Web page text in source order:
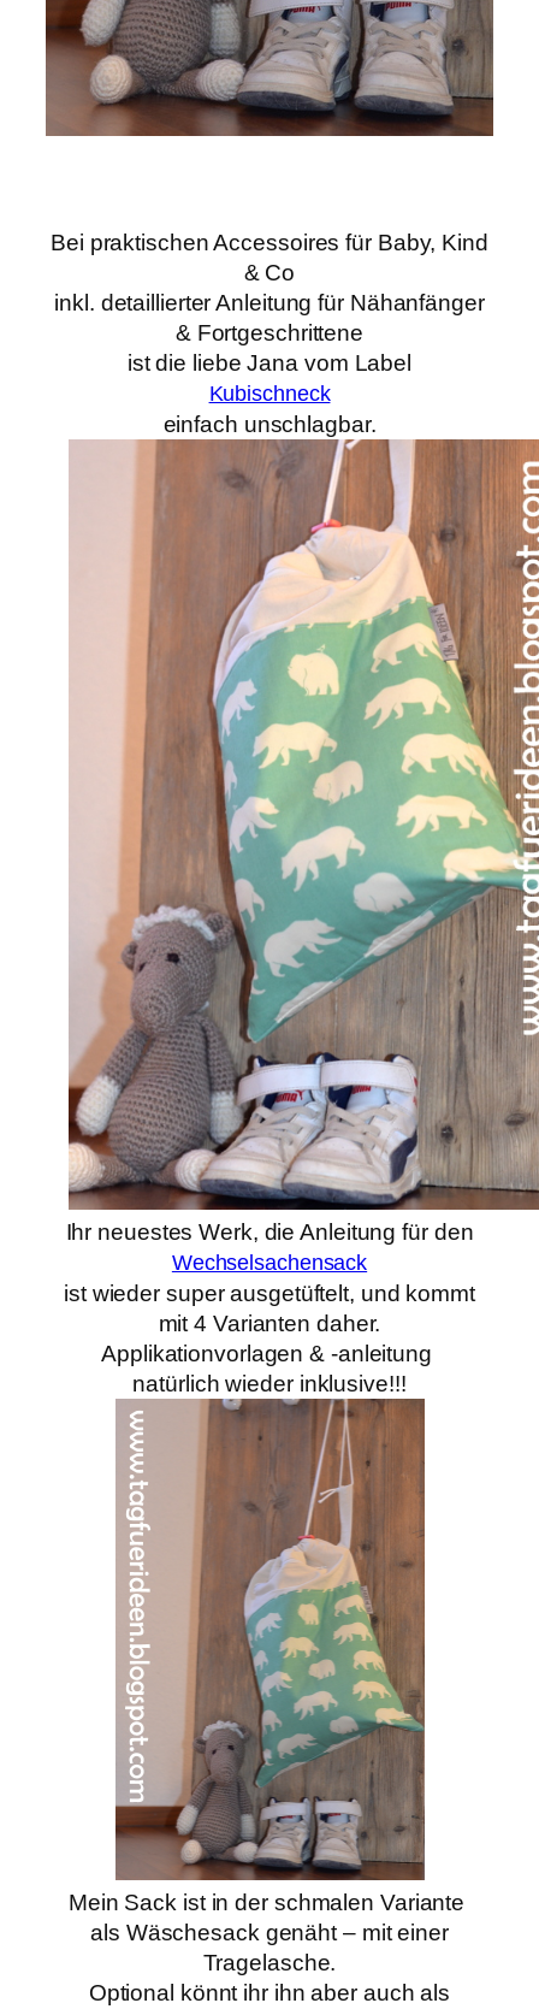
Bei praktischen Accessoires für Baby, Kind
& Co
inkl. detaillierter Anleitung für Nähanfänger
& Fortgeschrittene
ist die liebe Jana vom Label
Kubischneck
einfach unschlagbar.
Ihr neuestes Werk, die Anleitung für den
Wechselsachensack
ist wieder super ausgetüftelt, und kommt
mit 4 Varianten daher.
Applikationvorlagen & -anleitung
natürlich wieder inklusive!!!
Mein Sack ist in der schmalen Variante
als Wäschesack genäht – mit einer
Tragelasche.
Optional könnt ihr ihn aber auch als